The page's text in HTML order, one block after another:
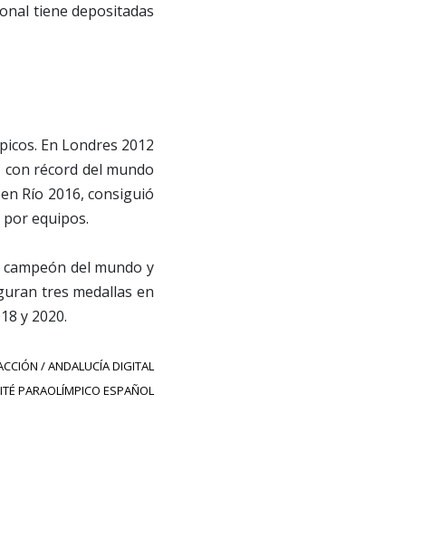
tiene depositadas
En Londres 2012
récord del mundo
Río 2016, consiguió
equipos.
del mundo y
tres medallas en
y 2020.
/ ANDALUCÍA DIGITAL
PARAOLÍMPICO ESPAÑOL